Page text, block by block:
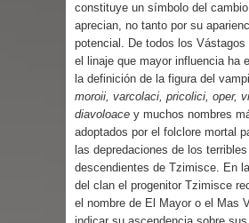
constituye un símbolo del
aprecian, no tanto por su
potencial. De todos los Vástagos
el linaje que mayor influencia ha
la definición de la figura del
moroii, varcolaci, pricolici, oper,
diavoloace y muchos nombres
adoptados por el folclore mortal
las depredaciones de los terribles
descendientes de Tzimisce. En
del clan el progenitor Tzimisce
el nombre de El Mayor o el Mas